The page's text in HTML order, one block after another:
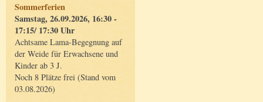
Sommerferien
Samstag, 26.09.2026, 16:30 -
17:15/ 17:30 Uhr
Achtsame Lama-Begegnung auf
der Weide für Erwachsene und
Kinder ab 3 J.
Noch 8 Plätze frei (Stand vom
03.08.2026)